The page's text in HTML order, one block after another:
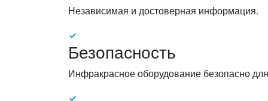
Независимая и достоверная информация.
Безопасность
Инфракрасное оборудование безопасно